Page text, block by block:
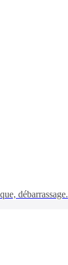
débarrassage.